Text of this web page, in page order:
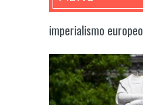
imperialismo europeo